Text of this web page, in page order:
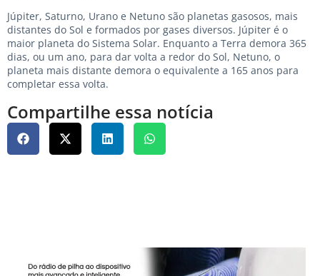
Júpiter, Saturno, Urano e Netuno são planetas gasosos, mais
distantes do Sol e formados por gases diversos. Júpiter é o
maior planeta do Sistema Solar. Enquanto a Terra demora 365
dias, ou um ano, para dar volta a redor do Sol, Netuno, o
planeta mais distante demora o equivalente a 165 anos para
completar essa volta.
Compartilhe essa notícia